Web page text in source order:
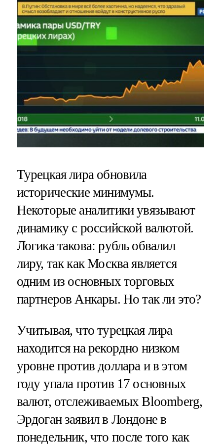
Турецкая лира обновила
исторические минимумы.
Некоторые аналитики увязывают
динамику с российской валютой.
Логика такова: рубль обвалил
лиру, так как Москва является
одним из основных торговых
партнеров Анкары. Но так ли это?
Учитывая, что турецкая лира
находится на рекордно низком
уровне против доллара и в этом
году упала против 17 основных
валют, отслеживаемых Bloomberg,
Эрдоган заявил в Лондоне в
понедельник, что после того как